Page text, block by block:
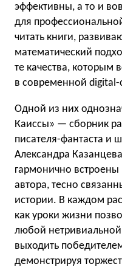
эффективны, а то и
для
читать книги,
математический
те качества, которым
в современной digital-
Одной из них
Каиссы» — сборник
писателя-фантаста и
Александра
гармонично
автора, тесно
истории. В каждом
как уроки жизни
любой нетривиальной
выходить
демонстрируя